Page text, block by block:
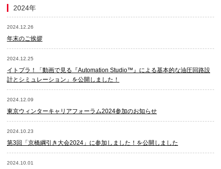
2024年
2024.12.26
年末のご挨拶
2024.12.25
イトプラ！「動画で見る『Automation Studio™』による基本的な油圧回路設
計とシミュレーション」を公開しました！
2024.12.09
東京ウィンターキャリアフォーラム2024参加のお知らせ
2024.10.23
第3回「京橋綱引き大会2024」に参加しました！を公開しました
2024.10.01